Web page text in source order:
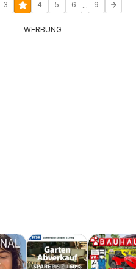
3 4 5 6 ... 9
WERBUNG